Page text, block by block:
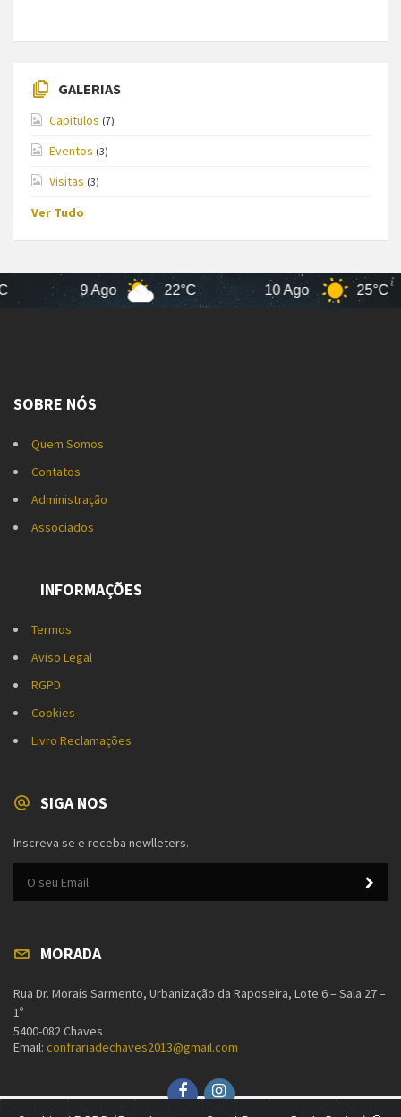
GALERIAS
Capitulos (7)
Eventos (3)
Visitas (3)
Ver Tudo
9 Ago 22°C 10 Ago 25°C
SOBRE NÓS
Quem Somos
Contatos
Administração
Associados
INFORMAÇÕES
Termos
Aviso Legal
RGPD
Cookies
Livro Reclamações
SIGA NOS
Inscreva se e receba newlleters.
MORADA
Rua Dr. Morais Sarmento, Urbanização da Raposeira, Lote 6 – Sala 27 –
1º
5400-082 Chaves
Email: confrariadechaves2013@gmail.com